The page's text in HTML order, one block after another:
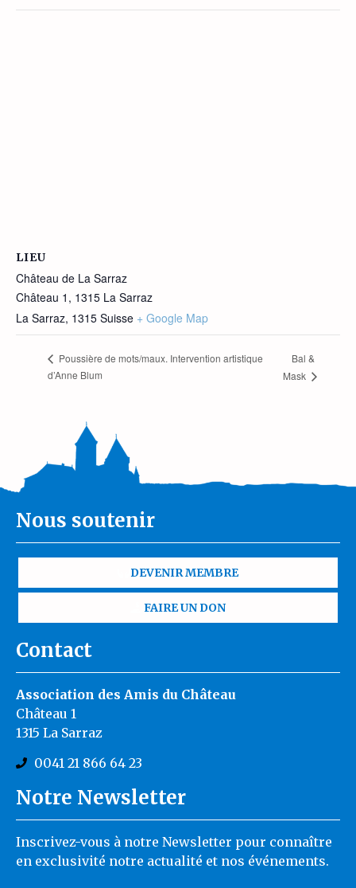
LIEU
Château de La Sarraz
Château 1, 1315 La Sarraz
La Sarraz, 1315 Suisse + Google Map
Poussière de mots/maux. Intervention artistique
d’Anne Blum
Bal &
Mask
Nous soutenir
DEVENIR MEMBRE
FAIRE UN DON
Contact
Association des Amis du Château
Château 1
1315 La Sarraz
0041 21 866 64 23
Notre Newsletter
Inscrivez-vous à notre Newsletter pour connaître
en exclusivité notre actualité et nos événements.